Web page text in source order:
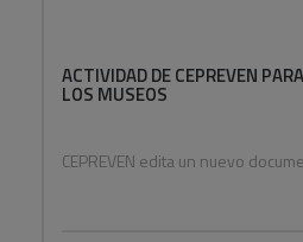
ACTIVIDAD DE CEPREVEN
LOS MUSEOS
CEPREVEN edita un nuevo